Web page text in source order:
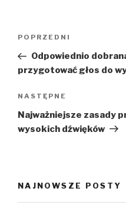
Poprzedni
wpis
POPRZEDNI
Odpowiednio
przygotować głos do
Następny
wpis
NASTĘPNE
Najważniejsze zasady
wysokich dźwięków
NAJNOWSZE POSTY